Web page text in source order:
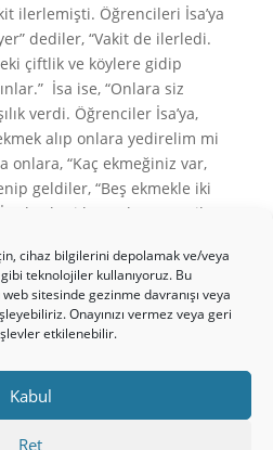
cihaz bilgilerini depolamak ve/veya
teknolojiler kullanıyoruz. Bu
sitesinde gezinme davranışı veya
Onayınızı vermez veya geri
etkilenebilir.
Kabul
Ret
ilerlemişti. Öğrencileri İsa’ya
dediler, “Vakit de ilerledi.
çiftlik ve köylere gidip
İsa ise, “Onlara siz
verdi. Öğrenciler İsa’ya,
alıp onlara yedirelim mi
onlara, “Kaç ekmeğiniz var,
geldiler, “Beş ekmekle iki
İsa herkesi küme küme yeşil
İsa beş ekmekle iki
kaldırarak şükretti; sonra
dağıtmaları için
da hepsinin arasında
topladılar.